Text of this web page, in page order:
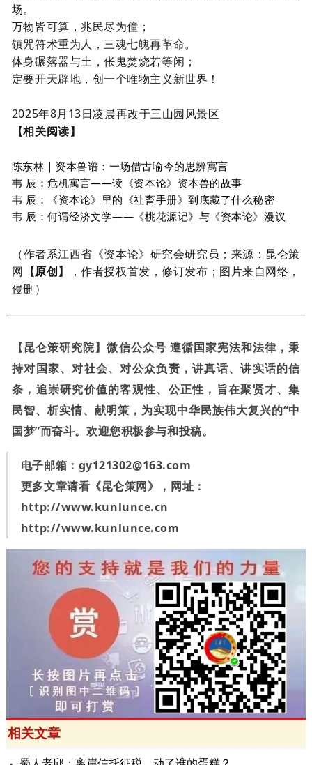
场。
万物皆可算，兆民尽为僮；
镇咒符术重为人，三魂七魄再革命。
体身碾落器与土，伥鬼焚烧若等闲；
定要开天辟地，创一个唯物主义新世界！
2025年8月 13日凌晨再改于三山园风景区
【相关阅读】
陈东林｜资本兽谱：一场借古喻今的思辨寓言
韦 辰：危机寓言——读《资本论》资本兽的故事
韦 辰：《资本论》里的《社畜手册》到底藏了什么秘密
韦 辰：何谓经济文学——《桃花源记》与《资本论》漫议
（作者系江西省《资本论》研究会研究员；来源：昆仑策
网 【原创】
，作者授权首发，修订发布；图片来自网络，
侵删）
【昆仑策研究院】微信公众号 遵循国家宪法和法律，秉
持对国家、对社会、对公众负责，讲真话、讲实话的信
条，追崇研究价值的客观性、公正性，旨在聚贤才、集
民智、析实情、献明策，为实现中华民族伟大复兴的“中
国梦”而奋斗。欢迎您积极参与和投稿。
电子邮箱： gy121302@163.com
更多文章请看《昆仑策网》，网址：
http://www.kunlunce.cn
http://www.kunlunce.com
相关文章